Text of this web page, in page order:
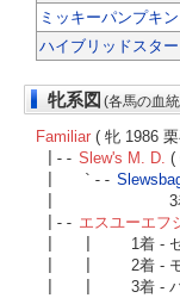
ミッキーパンプキン
ハイブリッドスター
牝系図 (各馬の血
Familiar ( 牝 1986
|-- Slew's M. D. (
| `--
|-- エスユーエフ
1着 -
2着 -
3着 -